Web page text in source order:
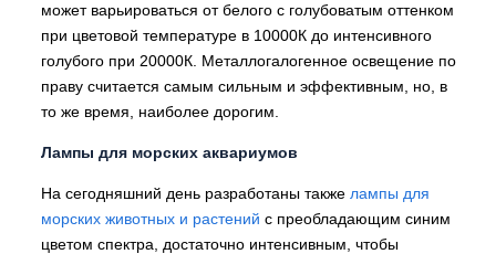
может варьироваться от белого с голубоватым оттенком
при цветовой температуре в 10000К до интенсивного
голубого при 20000К. Металлогалогенное освещение по
праву считается самым сильным и эффективным, но, в
то же время, наиболее дорогим.
Лампы для морских аквариумов
На сегодняшний день разработаны также лампы для
морских животных и растений с преобладающим синим
цветом спектра, достаточно интенсивным, чтобы